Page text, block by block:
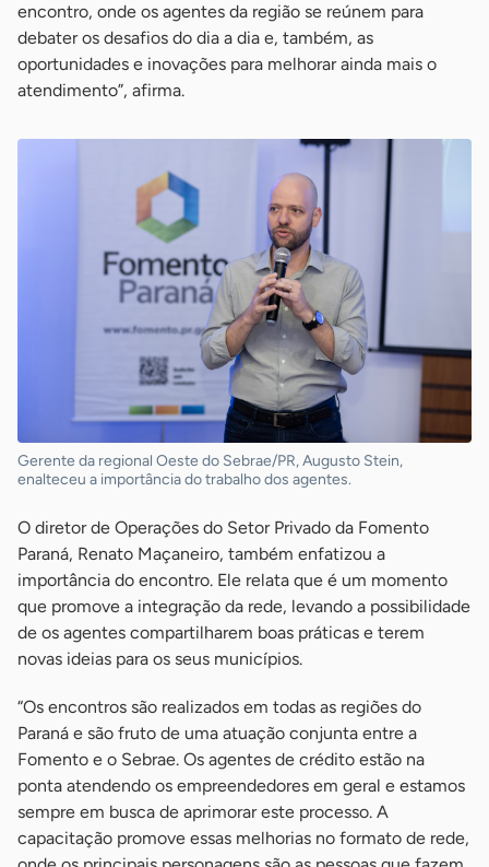
encontro, onde os agentes da região se reúnem para
debater os desafios do dia a dia e, também, as
oportunidades e inovações para melhorar ainda mais o
atendimento”, afirma.
Gerente da regional Oeste do Sebrae/PR, Augusto Stein,
enalteceu a importância do trabalho dos agentes.
O diretor de Operações do Setor Privado da Fomento
Paraná, Renato Maçaneiro, também enfatizou a
importância do encontro. Ele relata que é um momento
que promove a integração da rede, levando a possibilidade
de os agentes compartilharem boas práticas e terem
novas ideias para os seus municípios.
“Os encontros são realizados em todas as regiões do
Paraná e são fruto de uma atuação conjunta entre a
Fomento e o Sebrae. Os agentes de crédito estão na
ponta atendendo os empreendedores em geral e estamos
sempre em busca de aprimorar este processo. A
capacitação promove essas melhorias no formato de rede,